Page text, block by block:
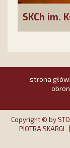
SKCh im.
strona
Copyright © by
PIOTRA SKARGI |